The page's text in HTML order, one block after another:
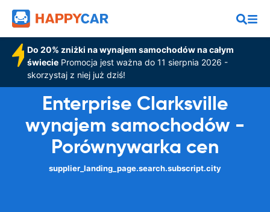
Do 20% zniżki na wynajem samochodów na całym
świeciePromocja jest ważna do 11 sierpnia 2026 -
skorzystaj z niej już dziś!
Enterprise Clarksville
wynajem samochodów -
Porównywarka cen
supplier_landing_page.search.subscript.city